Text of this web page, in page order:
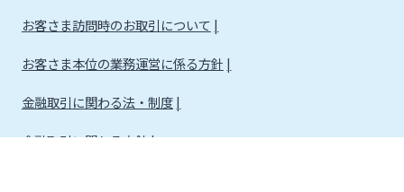
お客さま訪問時のお取引について
お客さま本位の業務運営に係る方針
金融取引に関わる法・制度
金融取引に関わる方針